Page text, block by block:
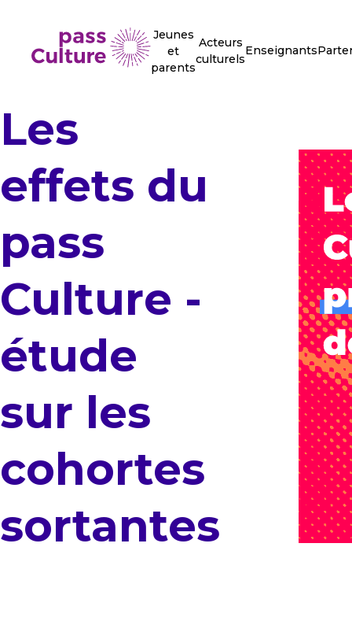
Jeunes
et
parents
Acteurs
culturels
Enseignants
Les
effets du
pass
Culture -
étude
sur les
cohortes
sortantes